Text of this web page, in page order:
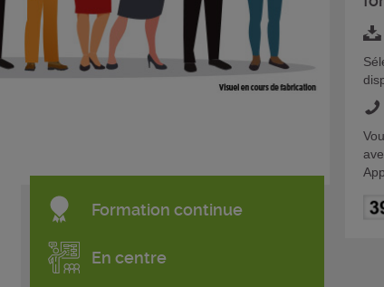
Formation continue
En centre